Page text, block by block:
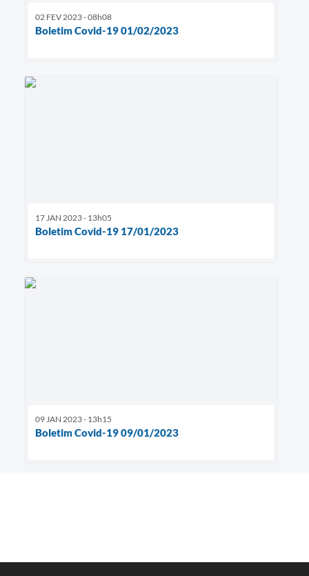
02 FEV 2023 - 08h08
Boletim Covid-19 01/02/2023
17 JAN 2023 - 13h05
Boletim Covid-19 17/01/2023
09 JAN 2023 - 13h15
Boletim Covid-19 09/01/2023